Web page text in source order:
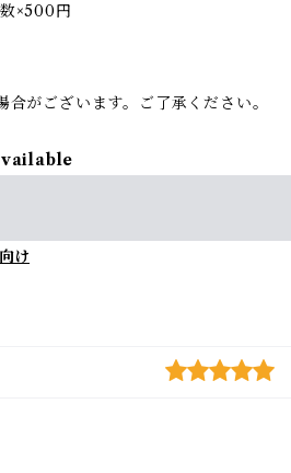
×500円
がございます。ご了承ください。
け